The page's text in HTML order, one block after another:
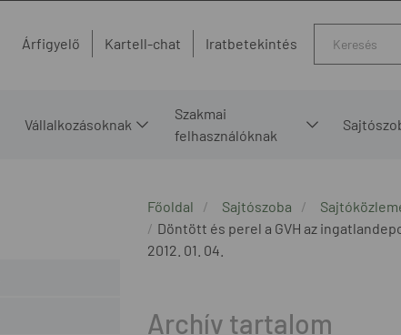
Árfigyelő Kartell-chat Iratbetekintés
Vállalkozásoknak
Szakmai
felhasználóknak
Főoldal Sajtószoba
Döntött és perel a GVH az
2012. 01. 04.